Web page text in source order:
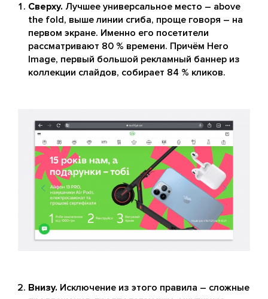
Сверху. Лучшее универсальное место – above
the fold, выше линии сгиба, проще говоря – на
первом экране. Именно его посетители
рассматривают 80 % времени. Причём Hero
Image, первый большой рекламный баннер из
коллекции слайдов, собирает 84 % кликов.
Внизу. Исключение из этого правила – сложные